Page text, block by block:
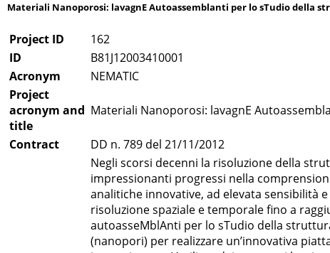
Materiali Nanoporosi: lavagnE Autoassemblanti per lo sTudio della
Project ID
162
ID
B81J12003410001
Acronym
NEMATIC
Project
acronym and
title
Materiali Nanoporosi: lavagnE
Contract DD n. 789 del 21/11/2012
Negli scorsi decenni la risoluzione della
impressionanti progressi nella
analitiche innovative, ad elevata sensibilità
risoluzione spaziale e temporale fino a
autoasseMblAnti per lo sTudio della
(nanopori) per realizzare un’innovativa